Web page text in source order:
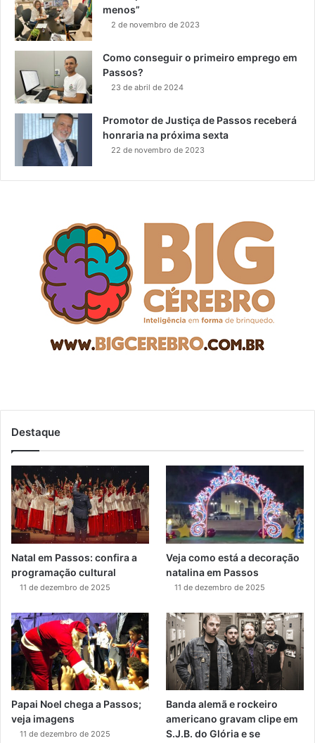
menos”
2 de novembro de 2023
Como conseguir o primeiro emprego em
Passos?
23 de abril de 2024
Promotor de Justiça de Passos receberá
honraria na próxima sexta
22 de novembro de 2023
Destaque
Natal em Passos: confira a
programação cultural
11 de dezembro de 2025
Veja como está a decoração
natalina em Passos
11 de dezembro de 2025
Papai Noel chega a Passos;
veja imagens
11 de dezembro de 2025
Banda alemã e rockeiro
americano gravam clipe em
S.J.B. do Glória e se